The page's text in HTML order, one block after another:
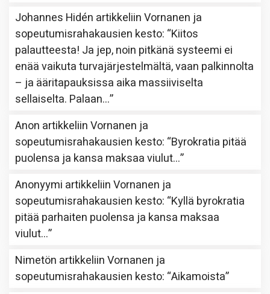
Johannes Hidén artikkeliinVornanen ja
sopeutumisrahakausien kesto: “Kiitos
palautteesta! Ja jep, noin pitkänä systeemi ei
enää vaikuta turvajärjestelmältä, vaan palkinnolta
– ja ääritapauksissa aika massiiviselta
sellaiselta. Palaan…”
Anon artikkeliinVornanen ja
sopeutumisrahakausien kesto: “Byrokratia pitää
puolensa ja kansa maksaa viulut…”
Anonyymi artikkeliinVornanen ja
sopeutumisrahakausien kesto: “Kyllä byrokratia
pitää parhaiten puolensa ja kansa maksaa
viulut…”
Nimetön artikkeliinVornanen ja
sopeutumisrahakausien kesto: “Aikamoista”